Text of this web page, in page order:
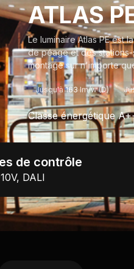
ATLAS
Le luminaire Atlas PE est
de péage et des
montage sur n'importe
Jusqu'à163lm/w (D)
Classe énergétique
de contrôle
DALI